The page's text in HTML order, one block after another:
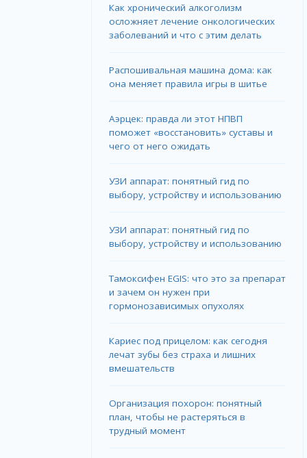
Как хронический алкоголизм
осложняет лечение онкологических
заболеваний и что с этим делать
Распошивальная машина дома: как
она меняет правила игры в шитье
Аэрцек: правда ли этот НПВП
поможет «восстановить» суставы и
чего от него ожидать
УЗИ аппарат: понятный гид по
выбору, устройству и использованию
УЗИ аппарат: понятный гид по
выбору, устройству и использованию
Тамоксифен EGIS: что это за препарат
и зачем он нужен при
гормонозависимых опухолях
Кариес под прицелом: как сегодня
лечат зубы без страха и лишних
вмешательств
Организация похорон: понятный
план, чтобы не растеряться в
трудный момент